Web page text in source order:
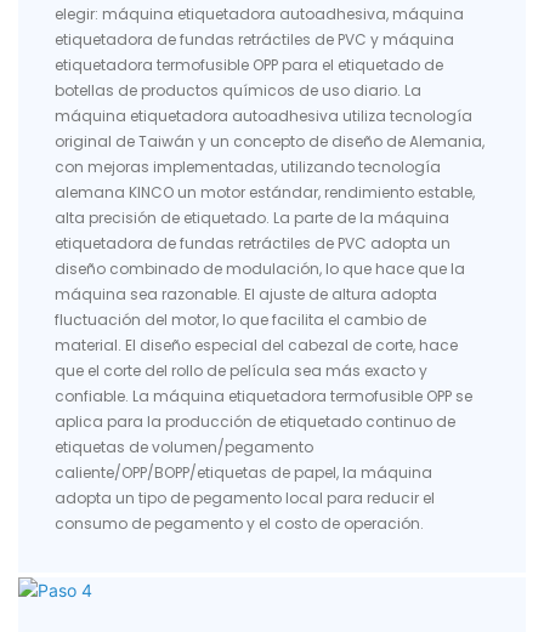
elegir: máquina etiquetadora autoadhesiva, máquina
etiquetadora de fundas retráctiles de PVC y máquina
etiquetadora termofusible OPP para el etiquetado de
botellas de productos químicos de uso diario. La
máquina etiquetadora autoadhesiva utiliza tecnología
original de Taiwán y un concepto de diseño de Alemania,
con mejoras implementadas, utilizando tecnología
alemana KINCO un motor estándar, rendimiento estable,
alta precisión de etiquetado. La parte de la máquina
etiquetadora de fundas retráctiles de PVC adopta un
diseño combinado de modulación, lo que hace que la
máquina sea razonable. El ajuste de altura adopta
fluctuación del motor, lo que facilita el cambio de
material. El diseño especial del cabezal de corte, hace
que el corte del rollo de película sea más exacto y
confiable. La máquina etiquetadora termofusible OPP se
aplica para la producción de etiquetado continuo de
etiquetas de volumen/pegamento
caliente/OPP/BOPP/etiquetas de papel, la máquina
adopta un tipo de pegamento local para reducir el
consumo de pegamento y el costo de operación.